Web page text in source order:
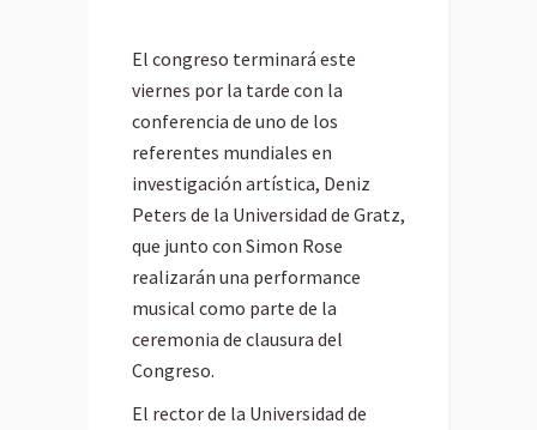
El congreso terminará este
viernes por la tarde con la
conferencia de uno de los
referentes mundiales en
investigación artística, Deniz
Peters de la Universidad de Gratz,
que junto con Simon Rose
realizarán una performance
musical como parte de la
ceremonia de clausura del
Congreso.
El rector de la Universidad de